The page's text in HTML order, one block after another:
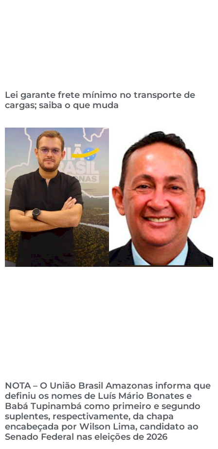
Lei garante frete mínimo no transporte de
cargas; saiba o que muda
NOTA – O União Brasil Amazonas informa que
definiu os nomes de Luís Mário Bonates e
Babá Tupinambá como primeiro e segundo
suplentes, respectivamente, da chapa
encabeçada por Wilson Lima, candidato ao
Senado Federal nas eleições de 2026